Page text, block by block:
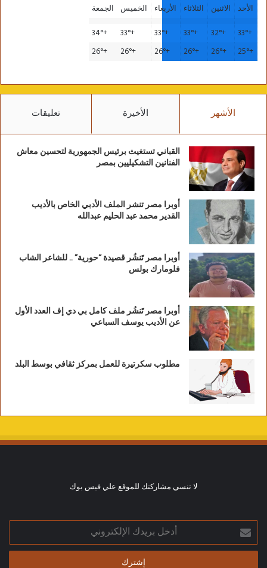
الأحد
الاثنين الثلاثاء الأربعاء الخميس الجمعة
+
33°
+
32°
+
33°
+
33°
+
33°
+
34°
+
25°
+
26°
+
26°
+
26°
+
26°
+
26°
الأشهر الأخيرة تعليقات
القباني تستغيث برئيس الجمهورية لتحسين معاش
الفنانين التشكيليين بمصر
أوبرا مصر تنشر الملف الأدبي الخاص بالأديب
القدير محمد عبد الحليم عبدالله
أوبرا مصر تَنشُر قصيدة “حورية” .. للشاعر الشاب
فلومارك بولس
أوبرا مصر تَنشُر ملف كامل بي دي إف العدد الأول
عن الأديب يوسف السباعي
مطلوب سكرتيرة للعمل بمركز ثقافي بوسط البلد
لا تنسي مشاركتك للموقع علي فيس بوك
أدخل
بريدك
الإلكتروني